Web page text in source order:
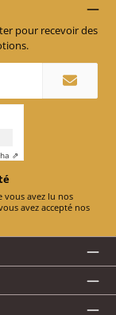
pour recevoir des
⇗
En sélectionnant Continuer, vous confirmez que vous avez lu nos
et que vous avez accepté nos